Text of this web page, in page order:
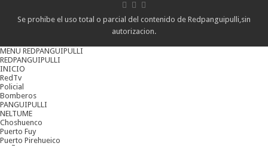
Se prohibe el uso total o parcial del contenido de Redpanguipulli,sin
autorizacion.
MENU REDPANGUIPULLI
REDPANGUIPULLI
INICIO
RedTv
Policial
Bomberos
PANGUIPULLI
NELTUME
Choshuenco
Puerto Fuy
Puerto Pirehueico